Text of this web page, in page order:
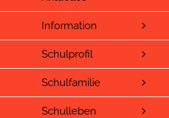
Information
Schulprofil
Schulfamilie
Schulleben